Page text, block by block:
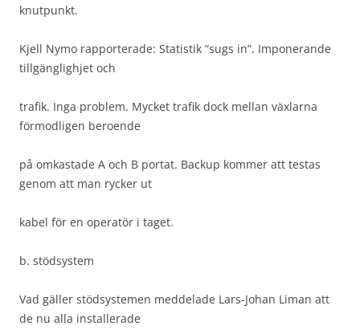
knutpunkt.
Kjell Nymo rapporterade: Statistik “sugs in”. Imponerande
tillgänglighjet och
trafik. Inga problem. Mycket trafik dock mellan växlarna
förmodligen beroende
på omkastade A och B portat. Backup kommer att testas
genom att man rycker ut
kabel för en operatör i taget.
b. stödsystem
Vad gäller stödsystemen meddelade Lars-Johan Liman att
de nu alla installerade